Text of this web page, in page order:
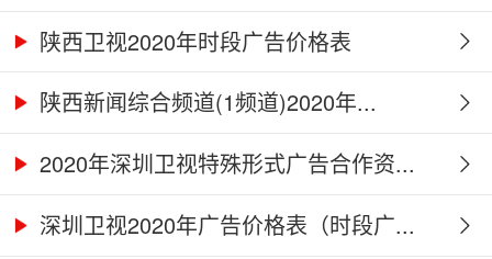
陕西卫视2020年时段广告价格表
陕西新闻综合频道(1频道)2020年...
2020年深圳卫视特殊形式广告合作资...
深圳卫视2020年广告价格表（时段广...